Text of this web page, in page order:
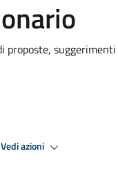
proposte, suggerimenti
Vedi azioni